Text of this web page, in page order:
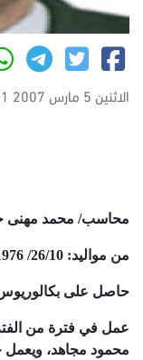
الاثنين 5 مارس 2007 02:01 م
محاسب/ محمد
من مواليد: 26/10/ 1976
حاصل على بكالوريوس
عمل في فترة من
محمود مجاهد،